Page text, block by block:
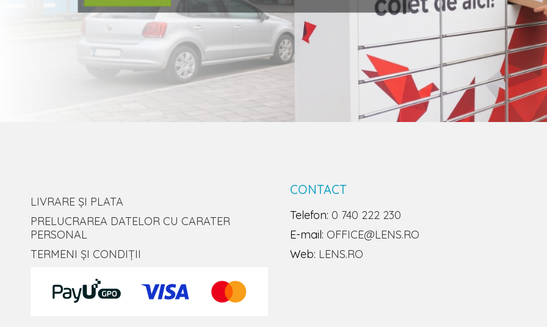
LIVRARE ȘI PLATA
PRELUCRAREA DATELOR CU CARATER
PERSONAL
TERMENI ȘI CONDIȚII
CONTACT
Telefon: 0 740 222 230
E-mail: OFFICE@LENS.RO
Web: LENS.RO